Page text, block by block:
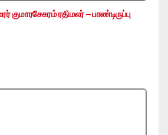
ரதிமலர் – பாண்டிருப்பு